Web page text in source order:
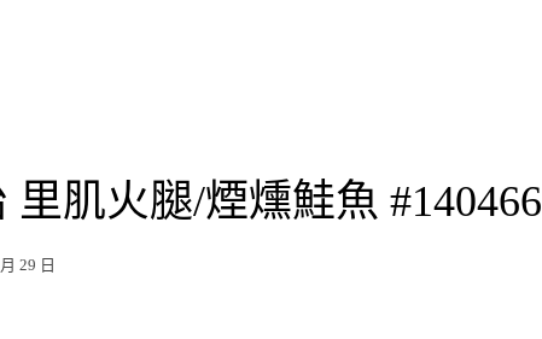
里肌火腿/煙燻鮭魚 #140466
29 日